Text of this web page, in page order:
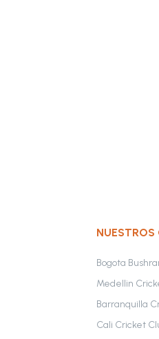
NUESTROS
Bogota
Medellin
Barranquilla
Cali Cricket